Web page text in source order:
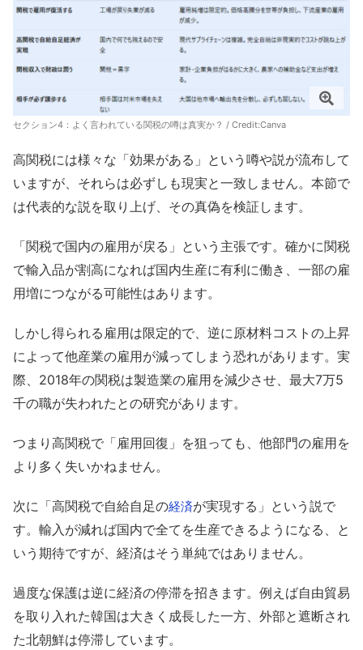
セクション4：よく言われている関税の噂は真実か？ / Credit:Canva
高関税には様々な「効果がある」という噂や説が流布して
いますが、それらは必ずしも現実と一致しません。本節で
は代表的な説を取り上げ、その真偽を検証します。
「関税で国内の雇用が戻る」という主張です。確かに関税
で輸入品が割高になれば国内生産に有利に働き、一部の雇
用増につながる可能性はあります。
しかし得られる雇用は限定的で、逆に原材料コストの上昇
によって他産業の雇用が減ってしまう恐れがあります。実
際、2018年の関税は製造業の雇用を減少させ、最大7万5
千の職が失われたとの研究があります。
つまり高関税で「雇用回復」を狙っても、他部門の雇用を
より多く失いかねません。
次に「高関税で自給自足の経済が実現する」という説で
す。輸入が減れば国内で全てを生産できるようになる、と
いう期待ですが、経済はそう単純ではありません。
過度な保護は逆に経済の停滞を招きます。例えば自由貿易
を取り入れた韓国は大きく成長した一方、外部と遮断され
た北朝鮮は停滞しています。